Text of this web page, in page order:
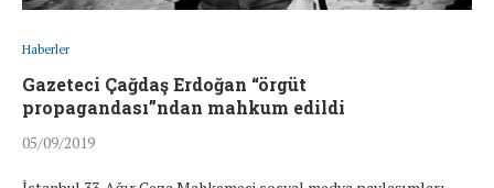
Haberler
Gazeteci Çağdaş Erdoğan “örgüt
propagandası”ndan mahkum edildi
05/09/2019